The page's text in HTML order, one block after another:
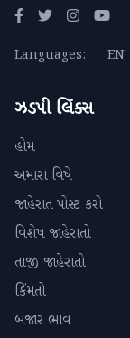
Languages: EN
ઝડપી લિંક્સ
હોમ
અમારા વિષે
જાહેરાત પોસ્ટ કરો
વિશેષ જાહેરાતો
તાજી જાહેરાતો
કિંમતો
બજાર ભાવ